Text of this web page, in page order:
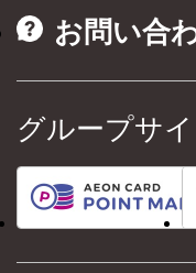
お問い合
グループサイ